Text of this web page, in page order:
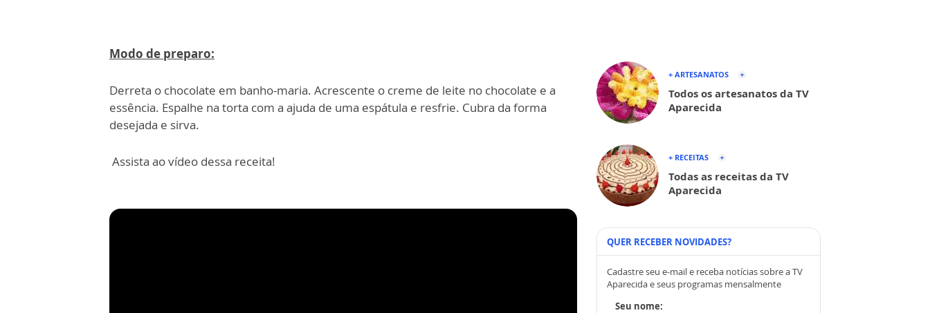
Modo de preparo:
Derreta o chocolate em banho-maria. Acrescente o creme de leite no chocolate e a
essência. Espalhe na torta com a ajuda de uma espátula e resfrie. Cubra da forma
desejada e sirva.
Assista ao vídeo dessa receita!
+ ARTESANATOS
Todos os artesanatos da TV
Aparecida
+ RECEITAS
Todas as receitas da TV
Aparecida
QUER RECEBER NOVIDADES?
Cadastre seu e-mail e receba notícias sobre a TV
Aparecida e seus programas mensalmente
Seu nome: